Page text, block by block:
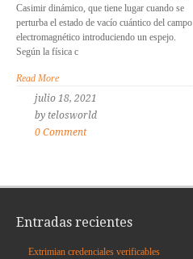
Casimir dinámico, que tiene lugar cuando se
perturba el estado de vacío cuántico del campo
electromagnético introduciendo un espejo.
Según la física c
Read More
julio 18, 2021
by telosworld
0 Comment
Entradas recientes
Extrimian credenciales verificables